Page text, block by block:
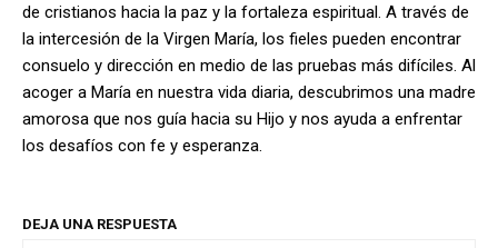
de cristianos hacia la paz y la fortaleza espiritual. A través de
la intercesión de la Virgen María, los fieles pueden encontrar
consuelo y dirección en medio de las pruebas más difíciles. Al
acoger a María en nuestra vida diaria, descubrimos una madre
amorosa que nos guía hacia su Hijo y nos ayuda a enfrentar
los desafíos con fe y esperanza.
DEJA UNA RESPUESTA